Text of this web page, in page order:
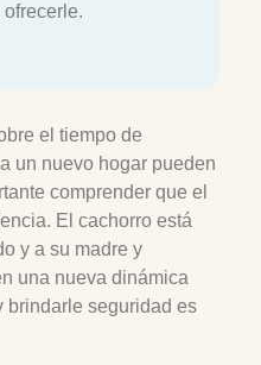
el tiempo de
un nuevo hogar pueden
comprender que el
El cachorro está
y a su madre y
una nueva dinámica
brindarle seguridad es